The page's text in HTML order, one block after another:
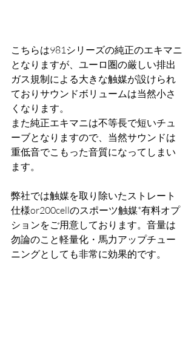
こちらは981シリーズの純正のエキマニ
となりますが、ユーロ圏の厳しい排出
ガス規制による大きな触媒が設けられ
ておりサウンドボリュームは当然小さ
くなります。
また純正エキマニは不等長で短いチュ
ーブとなりますので、当然サウンドは
重低音でこもった音質になってしまい
ます。
弊社では触媒を取り除いたストレート
仕様or200cellのスポーツ触媒*有料オプ
ションをご用意しております。音量は
勿論のこと軽量化・馬力アップチュー
ニングとしても非常に効果的です。